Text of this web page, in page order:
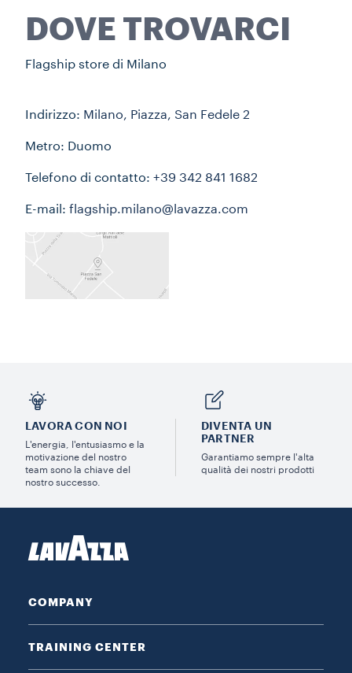
DOVE TROVARCI
Flagship store di Milano
Indirizzo: Milano, Piazza, San Fedele 2
Metro: Duomo
Telefono di contatto: +39 342 841 1682
E-mail: flagship.milano@lavazza.com
LAVORA CON NOI
L'energia, l'entusiasmo e la
motivazione del nostro
team sono la chiave del
nostro successo.
DIVENTA UN
PARTNER
Garantiamo sempre l'alta
qualità dei nostri prodotti
COMPANY
TRAINING CENTER